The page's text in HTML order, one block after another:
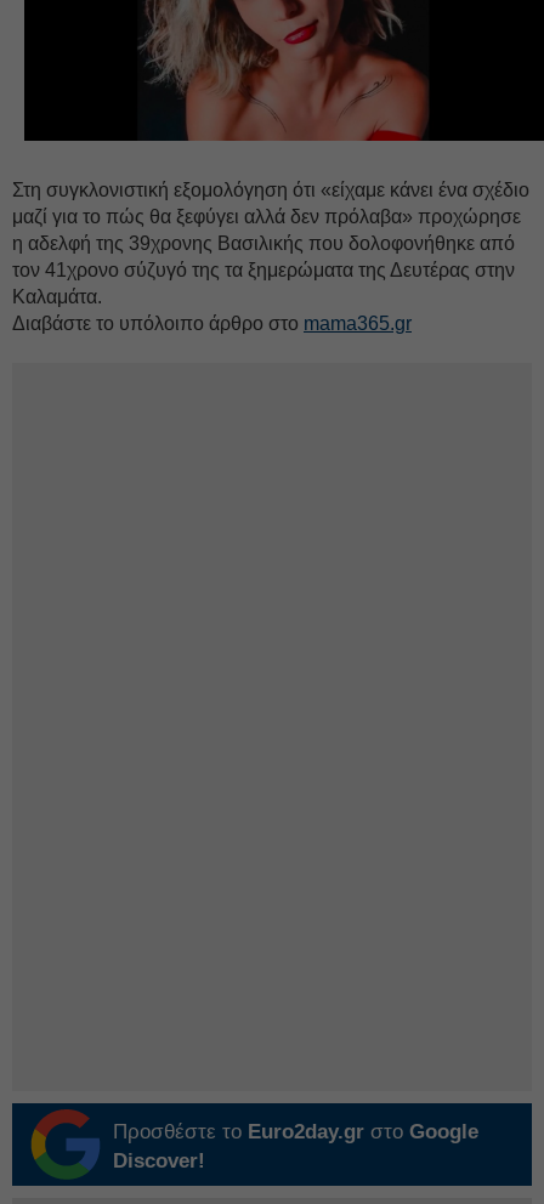
Στη συγκλονιστική εξομολόγηση ότι «είχαμε κάνει ένα σχέδιο
μαζί για το πώς θα ξεφύγει αλλά δεν πρόλαβα» προχώρησε
η αδελφή της 39χρονης Βασιλικής που δολοφονήθηκε από
τον 41χρονο σύζυγό της τα ξημερώματα της Δευτέρας στην
Καλαμάτα.
Διαβάστε το υπόλοιπο άρθρο στο mama365.gr
Προσθέστε το Euro2day.gr στο Google
Discover!